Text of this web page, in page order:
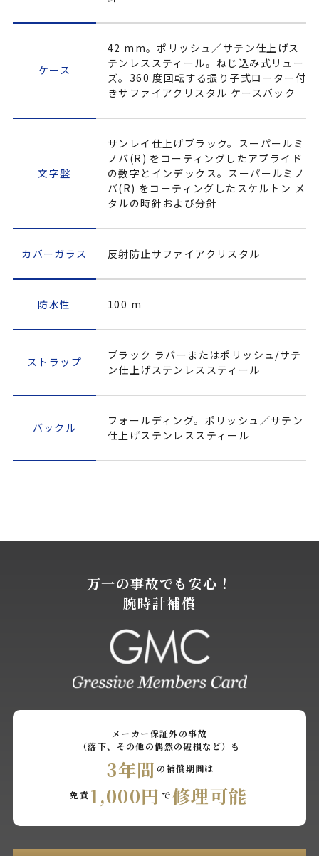
ケース
42 mm。ポリッシュ／サテン仕上げス
テンレススティール。ねじ込み式リュー
ズ。360 度回転する振り子式ローター付
きサファイアクリスタル ケースバック
文字盤
サンレイ仕上げブラック。スーパールミ
ノバ(R) をコーティングしたアプライド
の数字とインデックス。スーパールミノ
バ(R) をコーティングしたスケルトン メ
タルの時針および分針
カバーガラス 反射防止サファイアクリスタル
防水性 100 m
ストラップ
ブラック ラバーまたはポリッシュ/サテ
ン仕上げステンレススティール
バックル
フォールディング。ポリッシュ／サテン
仕上げステンレススティール
万一の事故でも安心！
腕時計補償
メーカー保証外の事故
（落下、その他の偶然の破損など）も
3年間 の補償期間は
免責 1,000円 で修理可能